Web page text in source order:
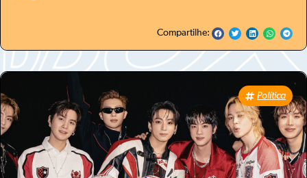
Compartilhe:
Política